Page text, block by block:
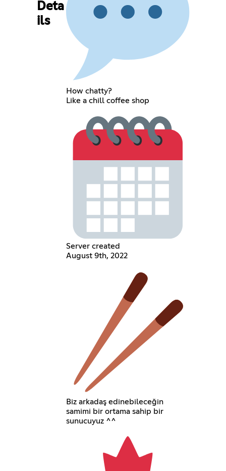
Deta
ils
How chatty?
Like a chill coffee shop
Server created
August 9th, 2022
Biz arkadaş edinebileceğin
samimi bir ortama sahip bir
sunucuyuz ^^